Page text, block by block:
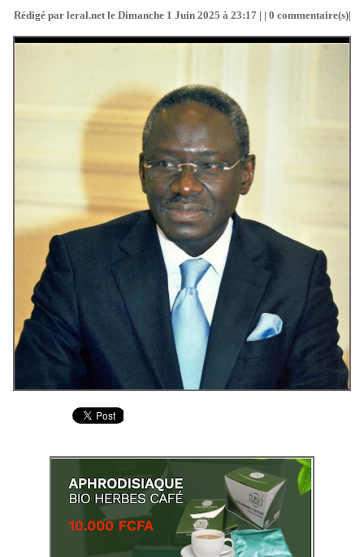
Rédigé par leral.net le Dimanche 1 Juin 2025 à 23:17 | | 0 commentaire(s)|